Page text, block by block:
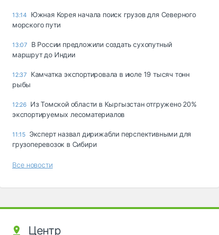
13:14
Южная Корея начала поиск грузов для Северного
морского пути
13:07
В России предложили создать сухопутный
маршрут до Индии
12:37
Камчатка экспортировала в июле 19 тысяч тонн
рыбы
12:26 Из Томской области в Кыргызстан отгружено 20%
экспортируемых лесоматериалов
11:15 Эксперт назвал дирижабли перспективными для
грузоперевозок в Сибири
Все новости
Центр